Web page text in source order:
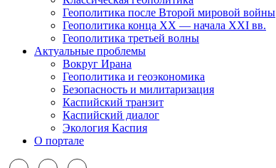
Геополитика после Второй мировой войны
Геополитика конца XX — начала XXI вв.
Геополитика третьей волны
Актуальные проблемы
Вокруг Ирана
Геополитика и геоэкономика
Безопасность и милитаризация
Каспийский транзит
Каспийский диалог
Экология Каспия
О портале